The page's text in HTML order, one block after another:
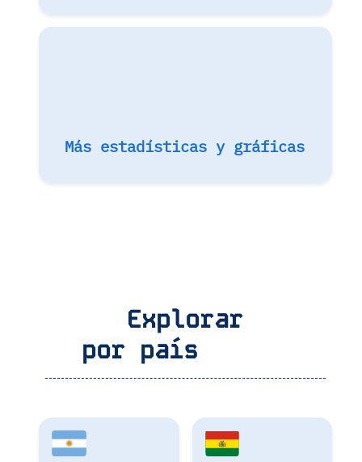
Más estadísticas y gráficas
Explorar
por país